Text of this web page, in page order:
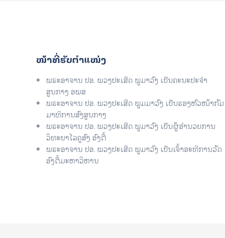
ໜ້າທີ່ຮັບຕໍາແໜ່ງ
ພຣະອາຈານ ປອ. ພວງປະເສີດ ພູມາວົງ ເປັນຄະນະປະຈໍາ
ສູນກາງ ອພສ
ພຣະອາຈານ ປອ. ພວງປະເສີດ ພູມມາວົງ ເປັນຮອງຫົວໜ້າກັມ
ມາທິການສົງສູນກາງ
ພຣະອາຈານ ປອ. ພວງປະເສີດ ພູມາວົງ ເປັນຜູ້ອໍານວຍການ
ວິທະຍາໄລຄູສົງ ອົງຕື້
ພຣະອາຈານ ປອ. ພວງປະເສີດ ພູມາວົງ ເປັນເຈົ້າອະທິການວັດ
ອົງຕື້ມະຫາວິຫານ